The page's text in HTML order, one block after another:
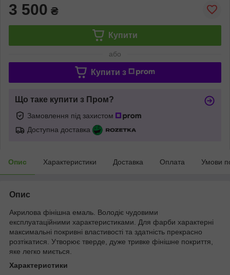
3 500 ₴
Купити
або
Купити з
Що таке купити з Пром?
Замовлення під захистом
Доступна доставка
Опис Характеристики Доставка Оплата Умови
Опис
Акрилова фінішна емаль. Володіє чудовими
експлуатаційними характеристиками. Для фарби характерні
максимальні покривні властивості та здатність прекрасно
розтікатися. Утворює тверде, дуже тривке фінішне покриття,
яке легко миється.
Характеристики